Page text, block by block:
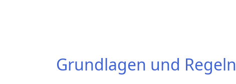
Grundlagen und Regeln